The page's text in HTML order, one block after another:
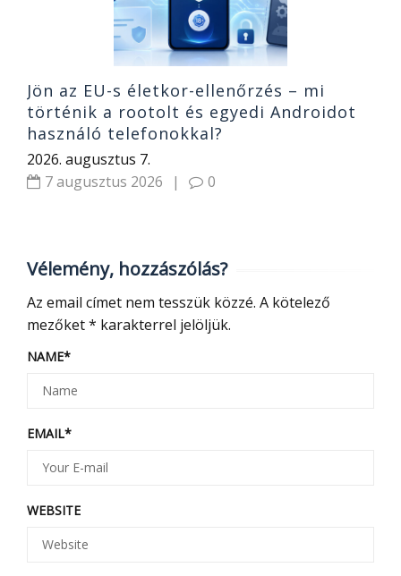
Jön az EU-s életkor-ellenőrzés – mi
történik a rootolt és egyedi Androidot
használó telefonokkal?
2026. augusztus 7.
7 augusztus 2026
| 0
Vélemény, hozzászólás?
Az email címet nem tesszük közzé. A kötelező
mezőket* karakterrel jelöljük.
NAME*
EMAIL*
WEBSITE